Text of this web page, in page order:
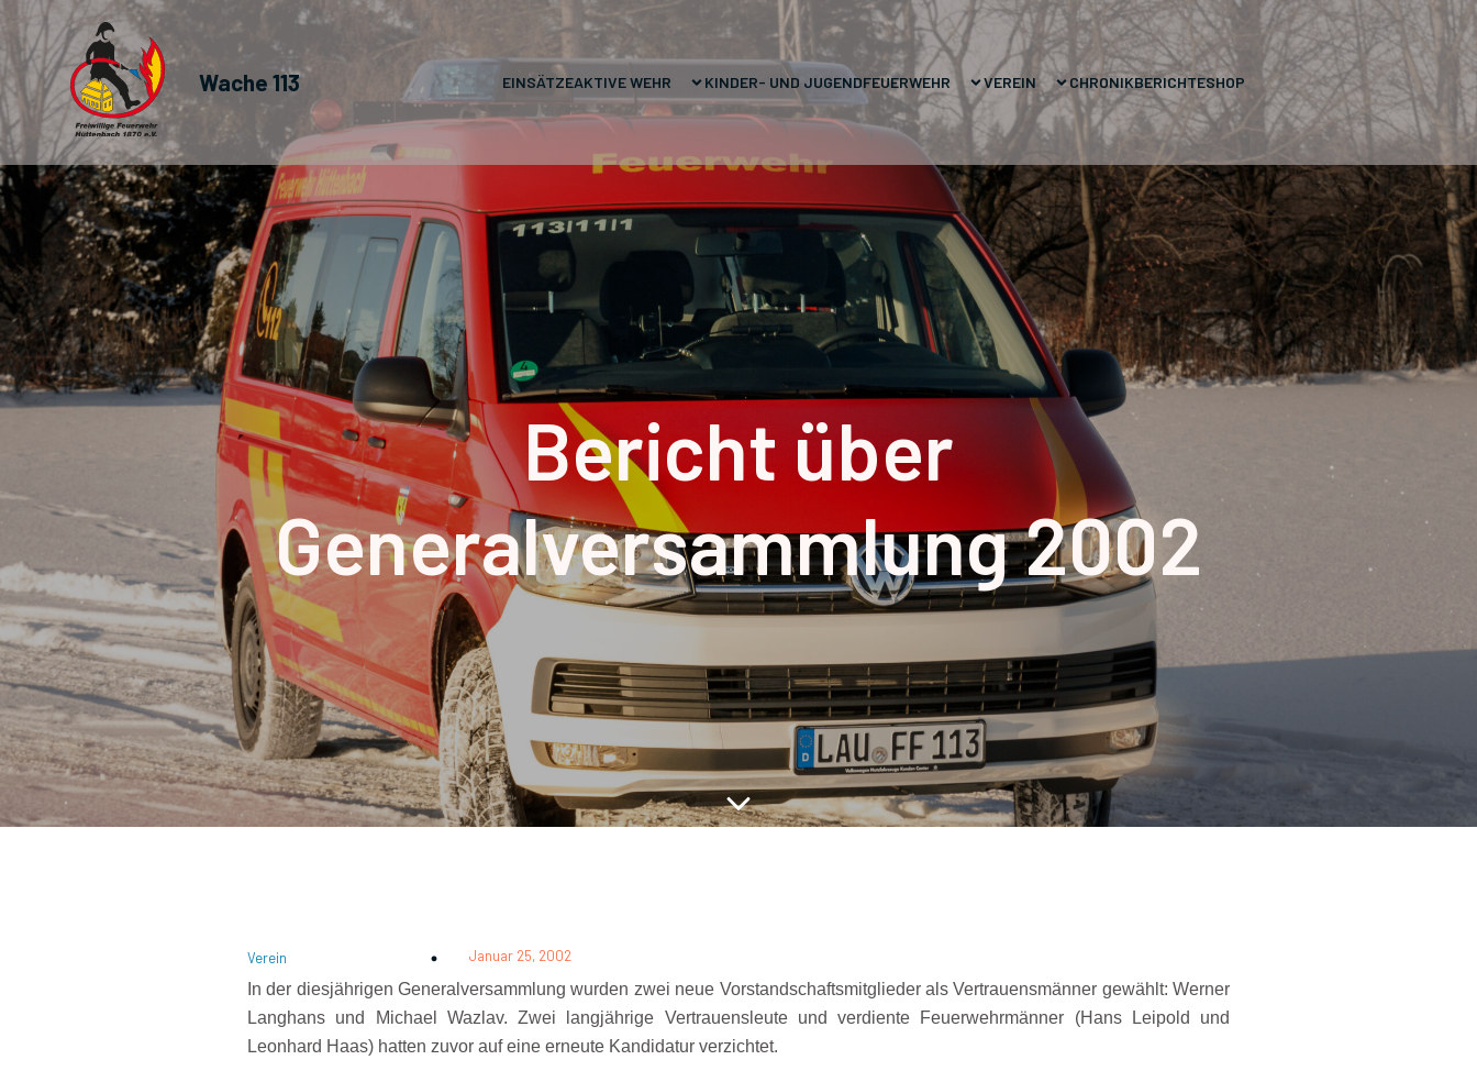
Wache 113 EINSÄTZEAKTIVE WEHR KINDER- UND JUGENDFEUERWEHR VEREIN CHRONIKBERICHTESHOP
Bericht über
Generalversammlung 2002
Verein Januar 25, 2002
In der diesjährigen Generalversammlung wurden zwei neue Vorstandschaftsmitglieder als Vertrauensmänner gewählt: Werner
Langhans und Michael Wazlav. Zwei langjährige Vertrauensleute und verdiente Feuerwehrmänner (Hans Leipold und
Leonhard Haas) hatten zuvor auf eine erneute Kandidatur verzichtet.